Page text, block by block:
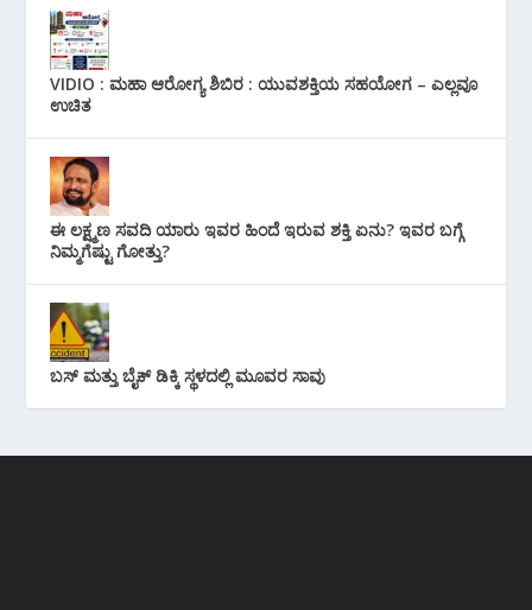
VIDIO : ಮಹಾ ಆರೋಗ್ಯ ಶಿಬಿರ : ಯುವಶಕ್ತಿಯ ಸಹಯೋಗ – ಎಲ್ಲವೂ
ಉಚಿತ
ಈ ಲಕ್ಷ್ಮಣ ಸವದಿ ಯಾರು ಇವರ ಹಿಂದೆ ಇರುವ ಶಕ್ತಿ ಏನು? ಇವರ ಬಗ್ಗೆ
ನಿಮ್ಮಗೆಷ್ಟು ಗೋತ್ತು?
ಬಸ್ ಮತ್ತು ಬೈಕ್ ಡಿಕ್ಕಿ ಸ್ಥಳದಲ್ಲಿ ಮೂವರ ಸಾವು